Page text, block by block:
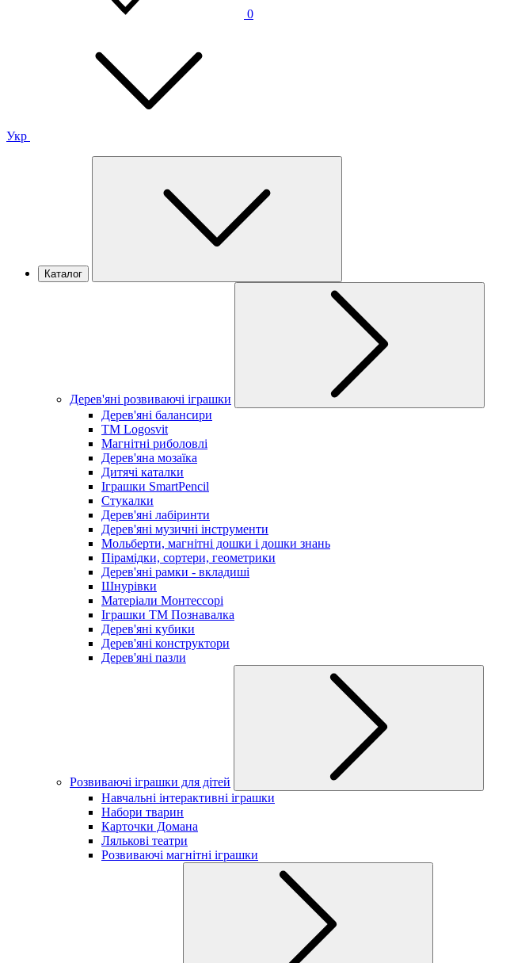
0
Укр
Каталог
Дерев'яні розвиваючі іграшки
Дерев'яні балансири
TM Logosvit
Магнітні риболовлі
Дерев'яна мозаїка
Дитячі каталки
Іграшки SmartPencil
Стукалки
Дерев'яні лабіринти
Дерев'яні музичні інструменти
Мольберти, магнітні дошки і дошки знань
Пірамідки, сортери, геометрики
Дерев'яні рамки - вкладиші
Шнурівки
Матеріали Монтессорі
Іграшки ТМ Познавалка
Дерев'яні кубики
Дерев'яні конструктори
Дерев'яні пазли
Розвиваючі іграшки для дітей
Навчальні інтерактивні іграшки
Набори тварин
Карточки Домана
Лялькові театри
Розвиваючі магнітні іграшки